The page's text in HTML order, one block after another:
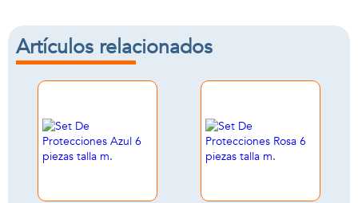
Artículos relacionados